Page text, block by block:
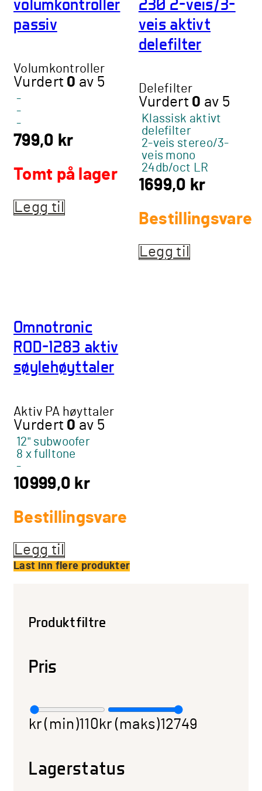
velges
produktsiden
volumkontroller
passiv
Volumkontroller
Vurdert 0 av 5
-
-
-
799,0 kr
Tomt på lager
Legg til
230 2-veis/3-
veis aktivt
delefilter
Delefilter
Vurdert 0 av 5
Klassisk aktivt
delefilter
2-veis stereo/3-
veis mono
24db/oct LR
1699,0 kr
Bestillingsvare
Legg til
Omnotronic
ROD-1283 aktiv
søylehøyttaler
Aktiv PA høyttaler
Vurdert 0 av 5
12" subwoofer
8 x fulltone
-
10999,0 kr
Bestillingsvare
Legg til
Last inn flere produkter
Produktfiltre
Pris
kr (min)110 kr (maks)12749
Lagerstatus